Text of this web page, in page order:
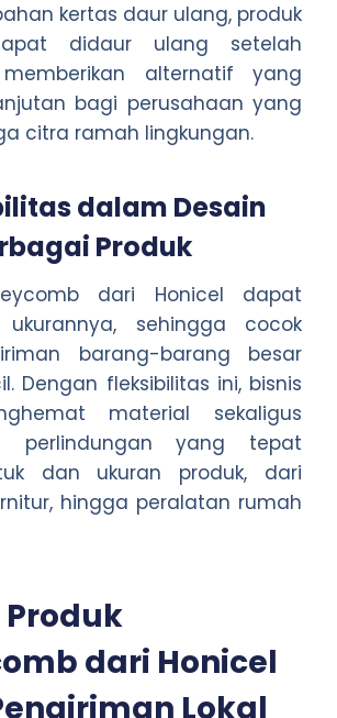
kertas daur ulang, produk
didaur ulang setelah
alternatif yang
bagi perusahaan yang
citra ramah lingkungan.
dalam Desain
Produk
dari Honicel dapat
ukurannya, sehingga cocok
barang-barang besar
Dengan fleksibilitas ini, bisnis
material sekaligus
perlindungan yang tepat
dan ukuran produk, dari
hingga peralatan rumah
dari Honicel
Lokal